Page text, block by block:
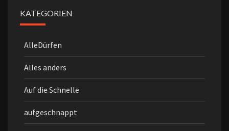
KATEGORIEN
AlleDürfen
Alles anders
Auf die Schnelle
aufgeschnappt